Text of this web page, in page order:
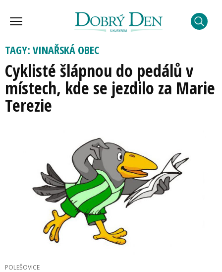
TAGY: VINAŘSKÁ OBEC
Cyklisté šlápnou do pedálů v
místech, kde se jezdilo za Marie
Terezie
POLEŠOVICE